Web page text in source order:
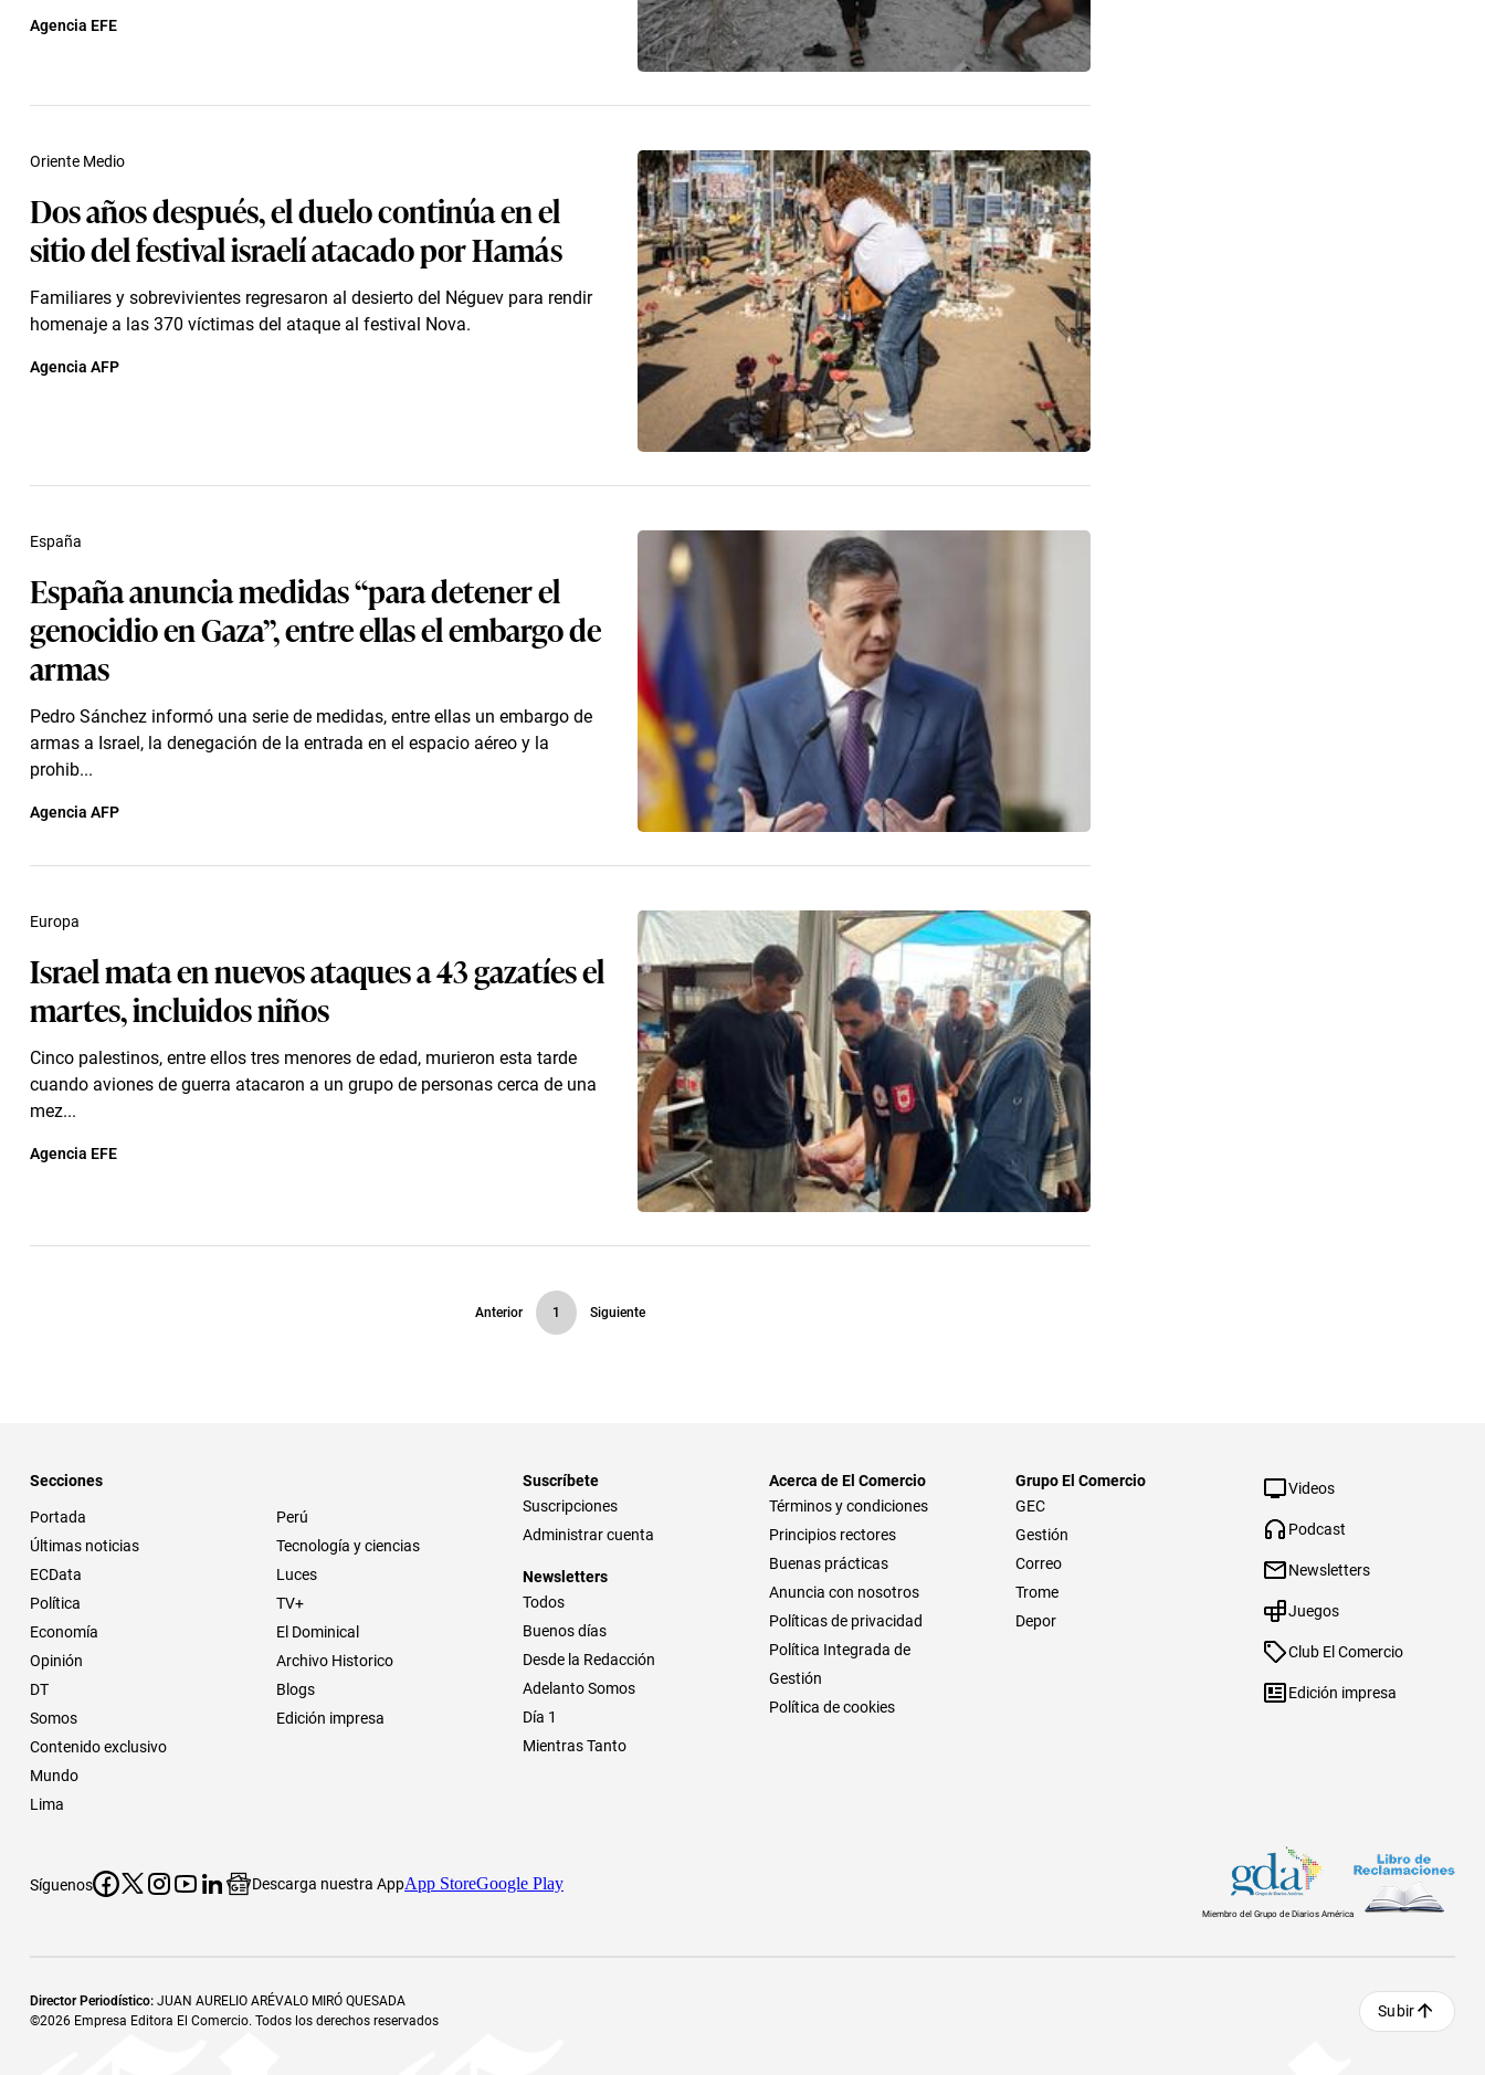
Agencia EFE
Dos años después, el duelo continúa en el
sitio del festival israelí atacado por Hamás
Familiares y sobrevivientes regresaron al desierto del Néguev para rendir
homenaje a las 370 víctimas del ataque al festival Nova.
Oriente Medio
Agencia AFP
España anuncia medidas “para detener el
genocidio en Gaza”, entre ellas el embargo de
armas
Pedro Sánchez informó una serie de medidas, entre ellas un embargo de
armas a Israel, la denegación de la entrada en el espacio aéreo y la
prohib...
España
Agencia AFP
Israel mata en nuevos ataques a 43 gazatíes el
martes, incluidos niños
Cinco palestinos, entre ellos tres menores de edad, murieron esta tarde
cuando aviones de guerra atacaron a un grupo de personas cerca de una
mez...
Europa
Agencia EFE
Anterior 1 Siguiente
Secciones
Portada
Últimas noticias
ECData
Política
Economía
Opinión
DT
Somos
Contenido exclusivo
Mundo
Lima
Perú
Tecnología y ciencias
Luces
TV+
El Dominical
Archivo Historico
Blogs
Edición impresa
Suscríbete
Suscripciones
Administrar cuenta
Newsletters
Todos
Buenos días
Desde la Redacción
Adelanto Somos
Día 1
Mientras Tanto
Acerca de El Comercio
Términos y condiciones
Principios rectores
Buenas prácticas
Anuncia con nosotros
Políticas de privacidad
Política Integrada de
Gestión
Política de cookies
Grupo El Comercio
GEC
Gestión
Correo
Trome
Depor
Videos
Podcast
Newsletters
Juegos
Club El Comercio
Edición impresa
Síguenos Descarga nuestra AppApp StoreGoogle Play
Miembro del Grupo de Diarios América
Director Periodístico: JUAN AURELIO ARÉVALO MIRÓ QUESADA
©2026 Empresa Editora El Comercio. Todos los derechos reservados
Subir